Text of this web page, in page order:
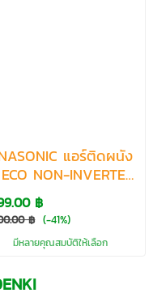
แอร์ติดผนัง
NON-INVERTER
ขนาด 9305-24182
฿
฿ (-41%)
มีหลายคุณสมบัติให้เลือก